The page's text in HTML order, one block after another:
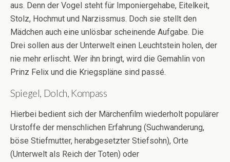
aus. Denn der Vogel steht für Imponiergehabe, Eitelkeit,
Stolz, Hochmut und Narzissmus. Doch sie stellt den
Mädchen auch eine unlösbar scheinende Aufgabe. Die
Drei sollen aus der Unterwelt einen Leuchtstein holen, der
nie mehr erlischt. Wer ihn bringt, wird die Gemahlin von
Prinz Felix und die Kriegspläne sind passé.
Spiegel, Dolch, Kompass
Hierbei bedient sich der Märchenfilm wiederholt populärer
Urstoffe der menschlichen Erfahrung (Suchwanderung,
böse Stiefmutter, herabgesetzter Stiefsohn), Orte
(Unterwelt als Reich der Toten) oder